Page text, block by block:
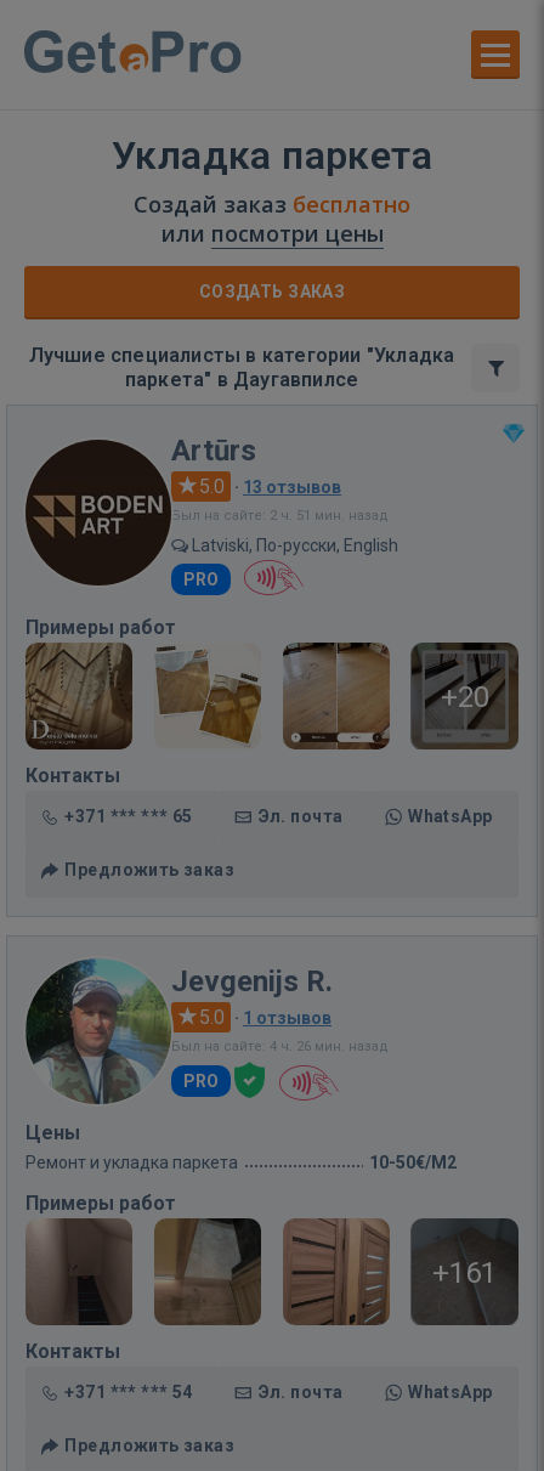
Укладка паркета
Создай заказ бесплатно
или посмотри цены
СОЗДАТЬ ЗАКАЗ
Лучшие специалисты в категории "Укладка
паркета" в Даугавпилсе
Artūrs
5.0 · 13 отзывов
Был на сайте: 2 ч. 51 мин. назад
Latviski, По-русски, English
PRO
Примеры работ
+20
Контакты
+371 *** *** 65 Эл. почта WhatsApp
Предложить заказ
Jevgenijs R.
5.0 · 1 отзывов
Был на сайте: 4 ч. 26 мин. назад
PRO
Цены
Ремонт и укладка паркета 10-50€/M2
Примеры работ
+161
Контакты
+371 *** *** 54 Эл. почта WhatsApp
Предложить заказ